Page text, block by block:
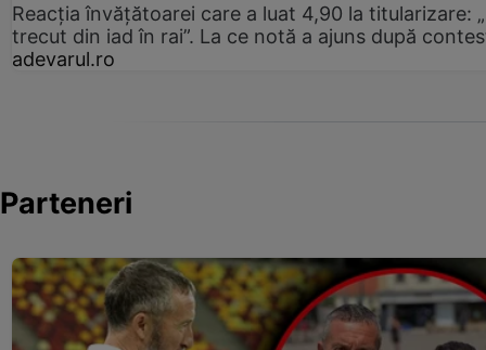
Reacția învățătoarei care a luat 4,90 la titularizare:
trecut din iad în rai”. La ce notă a ajuns după
adevarul.ro
Parteneri